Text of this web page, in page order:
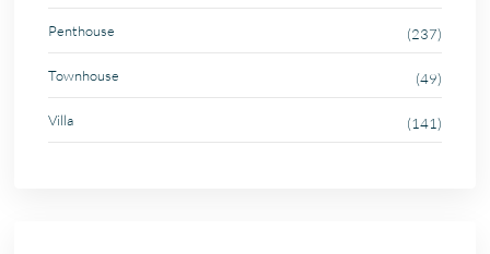
Penthouse (237)
Townhouse (49)
Villa (141)